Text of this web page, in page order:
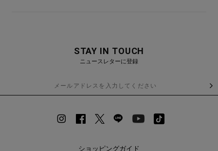
STAY IN TOUCH
ニュースレターに登録
ショッピングガイド